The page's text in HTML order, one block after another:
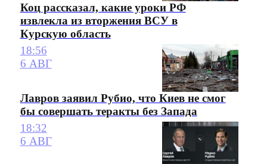
Коц рассказал, какие уроки РФ
извлекла из вторжения ВСУ в
Курскую область
18:56
6 АВГ
Лавров заявил Рубио, что Киев не смог
бы совершать теракты без Запада
18:32
6 АВГ